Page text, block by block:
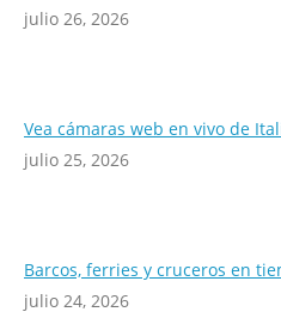
julio 26, 2026
Vea cámaras web en vivo de
julio 25, 2026
Barcos, ferries y cruceros en
julio 24, 2026